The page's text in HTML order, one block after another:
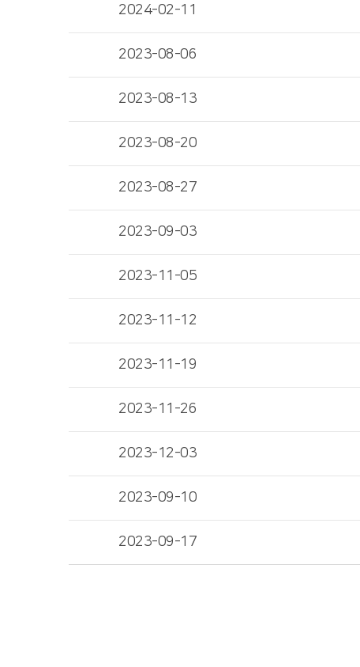
2024-02-11
2023-08-06
2023-08-13
2023-08-20
2023-08-27
2023-09-03
2023-11-05
2023-11-12
2023-11-19
2023-11-26
2023-12-03
2023-09-10
2023-09-17